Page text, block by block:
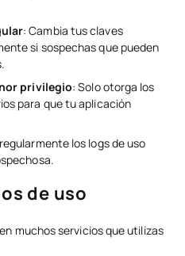
: Cambia tus claves
si sospechas que pueden
privilegio: Solo otorga los
para que tu aplicación
los logs de uso
de uso
muchos servicios que utilizas